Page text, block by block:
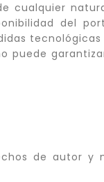
cualquier
del
puede
de autor y